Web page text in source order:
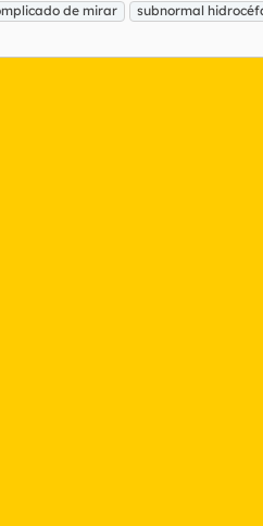
de mirar subnormal